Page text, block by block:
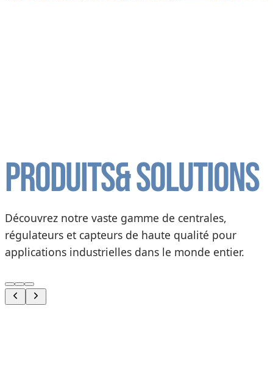
Produits& solutions
Découvrez notre vaste gamme de centrales,
régulateurs et capteurs de haute qualité pour
applications industrielles dans le monde entier.